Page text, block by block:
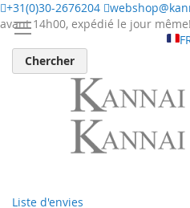
+31(0)30-2676204
avant 14h00, expédié le jour même!
Chercher
Liste d'envies